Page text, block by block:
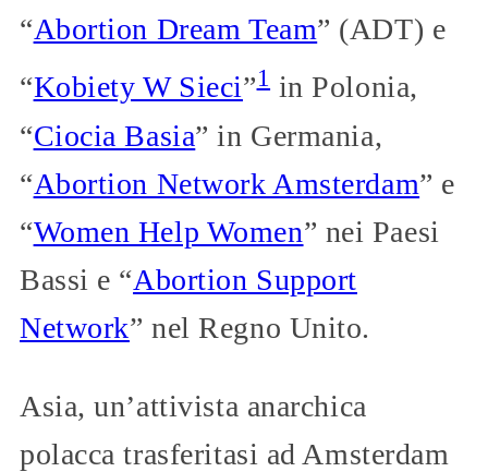
“Abortion Dream Team” (ADT) e
“Kobiety W Sieci”1in Polonia,
“Ciocia Basia” in Germania,
“Abortion Network Amsterdam” e
“Women Help Women” nei Paesi
Bassi e “Abortion Support
Network” nel Regno Unito.
Asia, un’attivista anarchica
polacca trasferitasi ad Amsterdam